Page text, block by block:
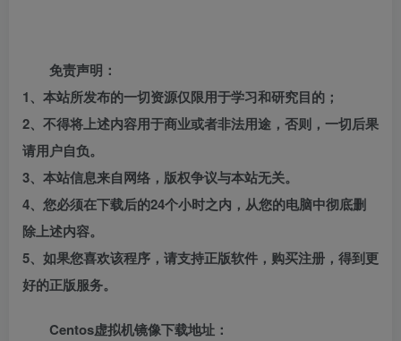
免责声明：
1、本站所发布的一切资源仅限用于学习和研究目的；
2、不得将上述内容用于商业或者非法用途，否则，一切后果
请用户自负。
3、本站信息来自网络，版权争议与本站无关。
4、您必须在下载后的24个小时之内，从您的电脑中彻底删
除上述内容。
5、如果您喜欢该程序，请支持正版软件，购买注册，得到更
好的正版服务。
Centos虚拟机镜像下载地址：